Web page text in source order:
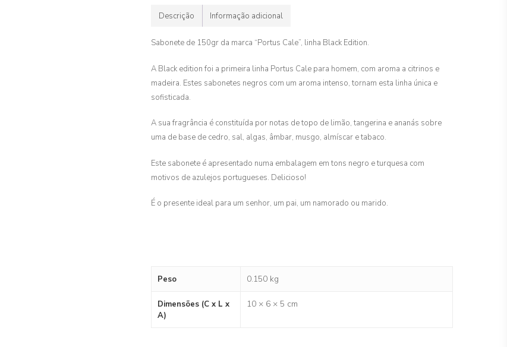
Descrição Informação adicional
Sabonete de 150gr da marca “Portus Cale”, linha Black Edition.
A Black edition foi a primeira linha Portus Cale para homem, com aroma a citrinos e
madeira. Estes sabonetes negros com um aroma intenso, tornam esta linha única e
sofisticada.
A sua fragrância é constituída por notas de topo de limão, tangerina e ananás sobre
uma de base de cedro, sal, algas, âmbar, musgo, almíscar e tabaco.
Este sabonete é apresentado numa embalagem em tons negro e turquesa com
motivos de azulejos portugueses. Delicioso!
É o presente ideal para um senhor, um pai, um namorado ou marido.
Peso 0.150 kg
Dimensões (C x L x
A)
10 × 6 × 5 cm